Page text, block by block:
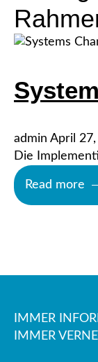
admin April
Die
Read more
IMMER
IMMER